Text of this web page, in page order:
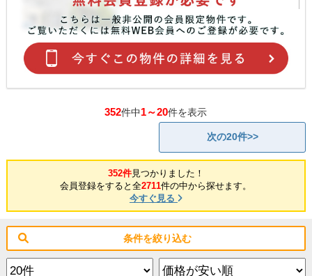
352件中1～20件を表示
次の20件>>
352件見つかりました！
会員登録をすると全2711件の中から探せます。
今すぐ見る
条件を絞り込む